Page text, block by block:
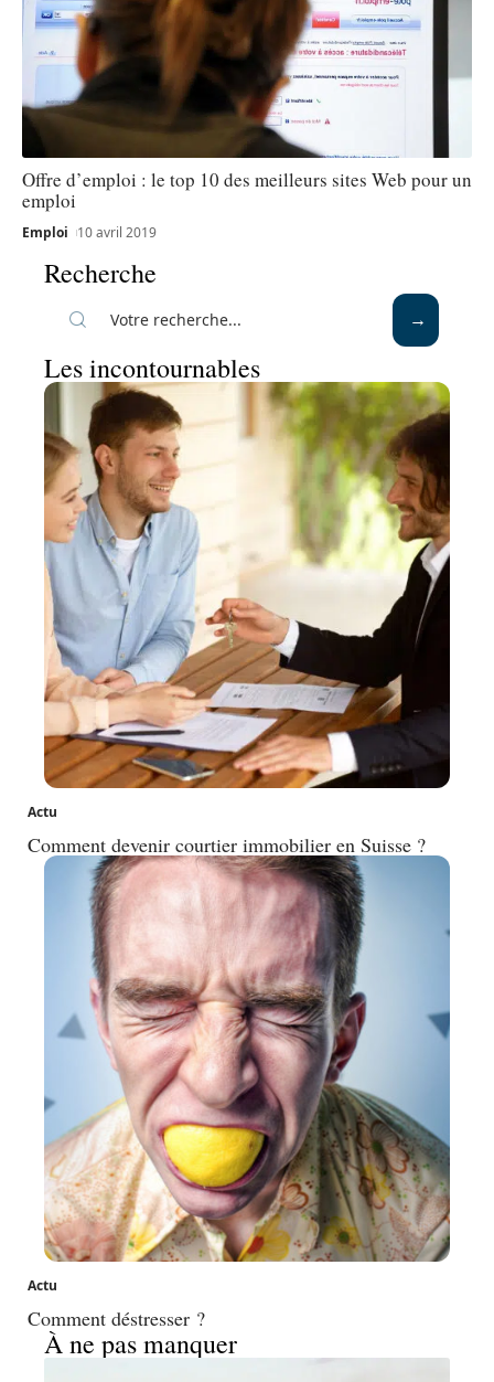
Offre d’emploi : le top 10 des meilleurs sites Web pour un
emploi
Emploi 10 avril 2019
Recherche
Les incontournables
Actu
Comment devenir courtier immobilier en Suisse ?
Actu
Comment déstresser ?
À ne pas manquer